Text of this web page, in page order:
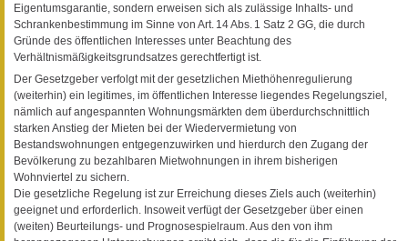
Eigentumsgarantie, sondern erweisen sich als zulässige Inhalts- und
Schrankenbestimmung im Sinne von Art. 14 Abs. 1 Satz 2 GG, die durch
Gründe des öffentlichen Interesses unter Beachtung des
Verhältnismäßigkeitsgrundsatzes gerechtfertigt ist.
Der Gesetzgeber verfolgt mit der gesetzlichen Miethöhenregulierung
(weiterhin) ein legitimes, im öffentlichen Interesse liegendes Regelungsziel,
nämlich auf angespannten Wohnungsmärkten dem überdurchschnittlich
starken Anstieg der Mieten bei der Wiedervermietung von
Bestandswohnungen entgegenzuwirken und hierdurch den Zugang der
Bevölkerung zu bezahlbaren Mietwohnungen in ihrem bisherigen
Wohnviertel zu sichern.
Die gesetzliche Regelung ist zur Erreichung dieses Ziels auch (weiterhin)
geeignet und erforderlich. Insoweit verfügt der Gesetzgeber über einen
(weiten) Beurteilungs- und Prognosespielraum. Aus den von ihm